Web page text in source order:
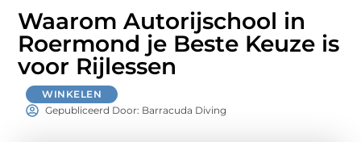
Waarom Autorijschool in
Roermond je Beste Keuze is
voor Rijlessen
WINKELEN
Gepubliceerd Door: Barracuda Diving